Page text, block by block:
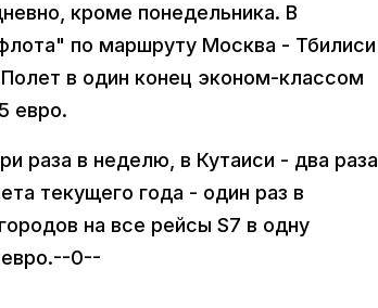
кроме понедельника. В
по маршруту Москва - Тбилиси
в один конец эконом-классом
евро.
раза в неделю, в Кутаиси - два раза
текущего года - один раз в
на все рейсы S7 в одну
евро.--0--